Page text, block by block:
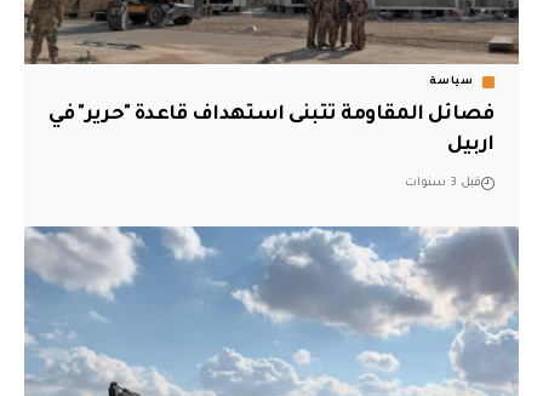
سياسة
فصائل المقاومة تتبنى استهداف قاعدة "حرير" في
اربيل
قبل 3 سنوات